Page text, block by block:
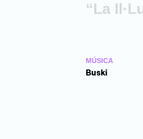
“La
MÚSICA
Buski